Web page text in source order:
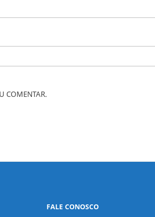
COMENTAR.
FALE CONOSCO